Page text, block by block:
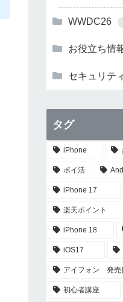
WWDC26
お役立ち情
セキュリテ
タグ
iPhone
ポイ活
iPhone 17
楽天ポイント
iPhone 18
iOS17
アイフォン 発売
初心者講座